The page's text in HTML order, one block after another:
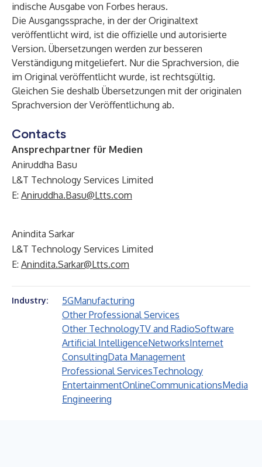
indische Ausgabe von Forbes heraus.
Die Ausgangssprache, in der der Originaltext
veröffentlicht wird, ist die offizielle und autorisierte
Version. Übersetzungen werden zur besseren
Verständigung mitgeliefert. Nur die Sprachversion, die
im Original veröffentlicht wurde, ist rechtsgültig.
Gleichen Sie deshalb Übersetzungen mit der originalen
Sprachversion der Veröffentlichung ab.
Contacts
Ansprechpartner für Medien
Aniruddha Basu
L&T Technology Services Limited
E: Aniruddha.Basu@Ltts.com
Anindita Sarkar
L&T Technology Services Limited
E: Anindita.Sarkar@Ltts.com
Industry: 5GManufacturing
Other Professional Services
Other TechnologyTV and RadioSoftware
Artificial IntelligenceNetworksInternet
ConsultingData Management
Professional ServicesTechnology
EntertainmentOnlineCommunicationsMedia
Engineering